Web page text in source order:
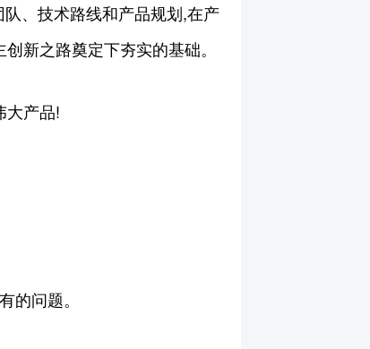
、技术路线和产品规划,在产
新之路奠定下夯实的基础。
大产品!
的问题。